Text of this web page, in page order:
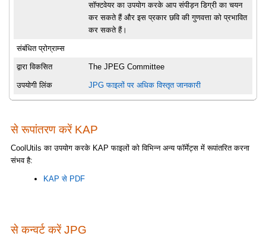
सॉफ्टवेयर का उपयोग करके आप संपीड़न डिग्री का चयन
कर सकते हैं और इस प्रकार छवि की गुणवत्ता को प्रभावित
कर सकते हैं।
संबंधित प्रोग्राम्स
द्वारा विकसित The JPEG Committee
उपयोगी लिंक JPG फाइलों पर अधिक विस्तृत जानकारी
से रूपांतरण करें KAP
CoolUtils का उपयोग करके KAP फाइलों को विभिन्न अन्य फॉर्मेट्स में रूपांतरित करना
संभव है:
KAP से PDF
से कन्वर्ट करें JPG